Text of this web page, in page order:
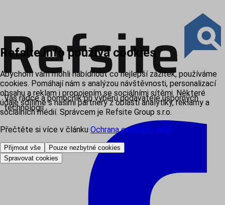
Váš rádce a pomocník při výběru dodavatele úsporných
technologií
Refsite.info používá cookies
Abychom vám mohli nabídnout co nejlepší zážitek, používáme
cookies. Pomáhají nám s analýzou návštěvnosti, personalizací
obsahu a reklam i propojením se sociálními sítěmi. Některé
údaje sdílíme s našimi partnery z oblasti analytiky, reklamy a
sociálních médií. Správcem je Refsite Group s.r.o.
Přečtěte si více v článku Ochrana osobních údajů.
Přijmout vše
Pouze nezbytné cookies
Spravovat cookies